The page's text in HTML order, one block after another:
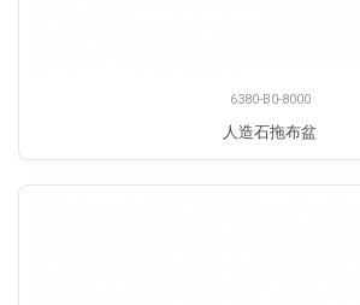
6380-B0-8000
人造石拖布盆